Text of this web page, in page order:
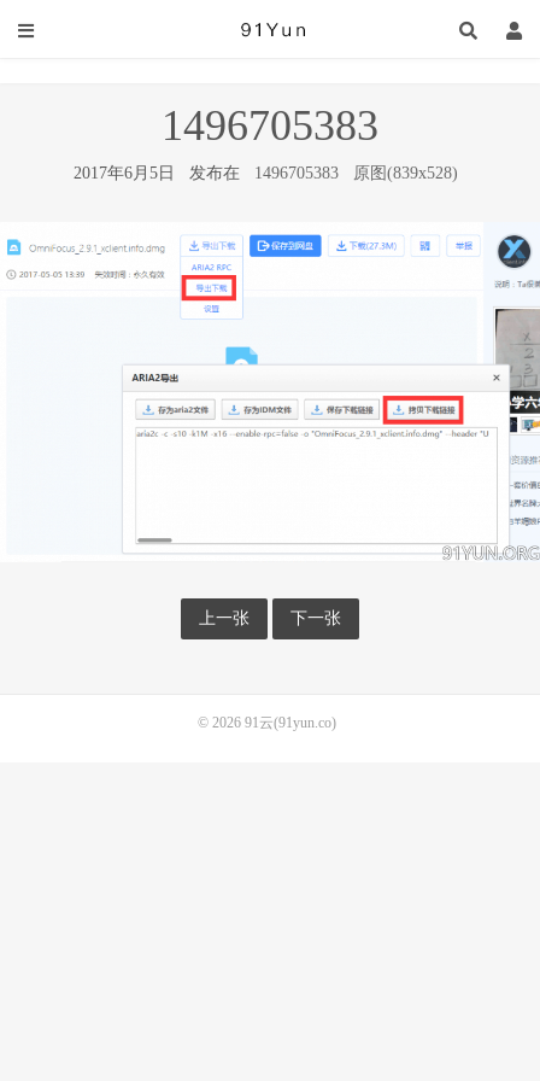
1496705383
2017年6月5日 发布在 1496705383 原图(839x528)
上一张 下一张
© 2026 91云(91yun.co)